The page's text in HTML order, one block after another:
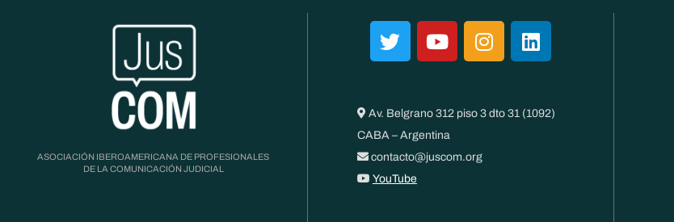
ASOCIACIÓN IBEROAMERICANA DE PROFESIONALES
DE LA COMUNICACIÓN JUDICIAL
Av. Belgrano 312 piso 3 dto 31 (1092)
CABA – Argentina
contacto@juscom.org
YouTube